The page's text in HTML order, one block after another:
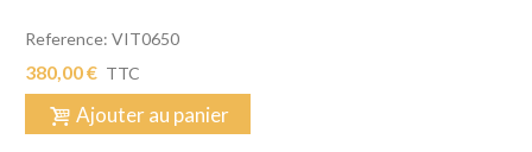
Reference: VIT0650
380,00 € TTC
Ajouter au panier